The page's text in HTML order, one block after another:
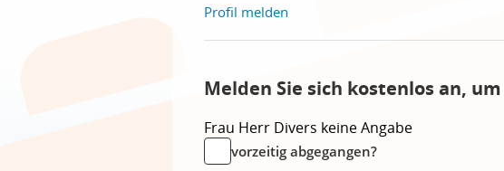
Profil melden
Melden Sie sich kostenlos an,
Frau Herr Divers keine Angabe
vorzeitig abgegangen?